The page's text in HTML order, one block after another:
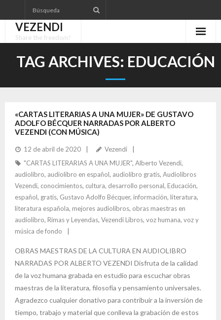
to
contentVEZENDI
Share the freedom!
TAG ARCHIVES: EDUCACIÓN
«CARTAS LITERARIAS A UNA MUJER» DE GUSTAVO
ADOLFO BÉCQUER NARRADAS POR ALBERTO
VEZENDI (CON MÚSICA)
12 de abril de 2020
Vezendi
"CARTAS LITERARIAS A UNA MUJER", Alberto Vezendi,
audiolibro, audiolibro en español, audiolibro gratis, Audiolibros
Vezendi, conocimientos, cultura, desarrollo personal, Educación,
español, gratis, Gustavo Adolfo Bécquer, información, literatura,
literatura española, mejores audiolibros, obras maestras en
audiolibro, Rimas y Leyendas, Vezendi Libros, voz humana, voz y
música de fondo
OBRAS MAESTRAS DE LA CULTURA EN AUDIOLIBRO
NARRADAS POR ALBERTO VEZENDI Disfruta de la calidad
de la voz humana grabada en estudio para escuchar obras
maestras de la literatura, filosofía y pensamiento universales.
Agradezco cualquier donativo para contribuir a la inversión de
tiempo, trabajo y material que conlleva la grabación de estos